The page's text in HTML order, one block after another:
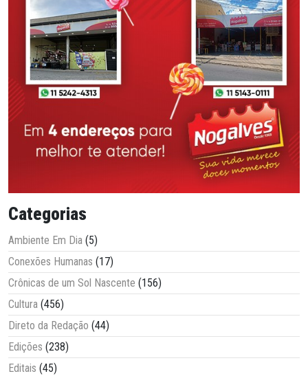
Categorias
Ambiente Em Dia (5)
Conexões Humanas (17)
Crônicas de um Sol Nascente (156)
Cultura (456)
Direto da Redação (44)
Edições (238)
Editais (45)